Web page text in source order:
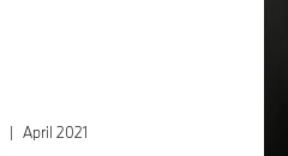
| April 2021